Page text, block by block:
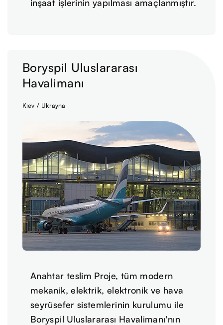
inşaat işlerinin yapılması amaçlanmıştır.
Boryspil Uluslararası
Havalimanı
Kiev / Ukrayna
Anahtar teslim Proje, tüm modern
mekanik, elektrik, elektronik ve hava
seyrüsefer sistemlerinin kurulumu ile
Boryspil Uluslararası Havalimanı'nın